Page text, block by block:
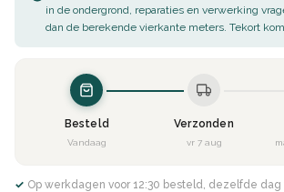
in de ondergrond, reparaties en verwerking
dan de berekende vierkante meters. Tekort
Besteld
Vandaag
Verzonden
vr 7 aug
✓ Op werkdagen voor 12:30 besteld, dezelfde